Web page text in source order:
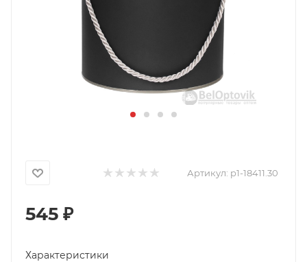
Артикул: p1-18411.30
545 ₽
Характеристики